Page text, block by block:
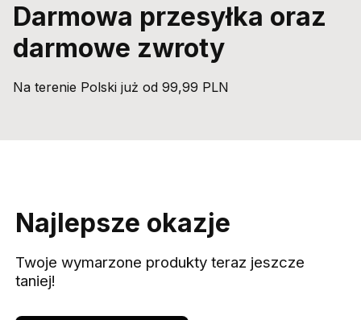
Darmowa przesyłka oraz
darmowe zwroty
Na terenie Polski już od 99,99 PLN
Najlepsze okazje
Twoje wymarzone produkty teraz jeszcze
taniej!